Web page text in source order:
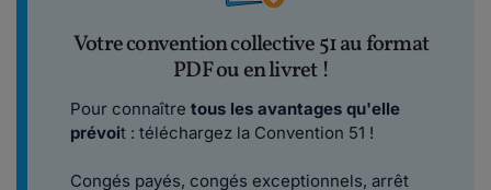
Votre convention collective 51 au format
PDF ou en livret !
Pour connaître tous les avantages qu'elle
prévoit : téléchargez la Convention 51 !
Congés payés, congés exceptionnels, arrêt